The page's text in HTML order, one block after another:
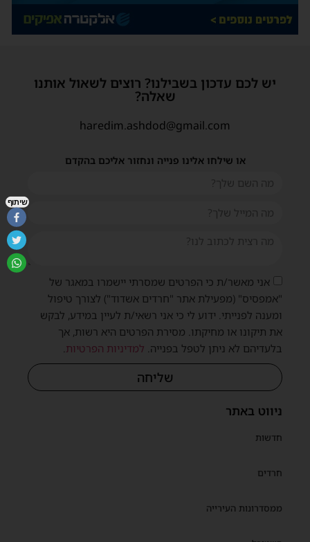
ניווט באתר
חדשות
חרדים
ממסדרונות העירייה
יש לכם עדכון בשבילנו? רוצים לשאול אותנו
שאלה?
haredim.ashdod@gmail.com
או שילחו אלינו פנייה ונחזור אליכם בהקדם
אני מאשר/ת כי הפרטים שמסרתי יישמרו במאגר של
"אמפסיס" (מפעילת אתר "חרדים אשדוד") לצורך טיפול
ומענה לפנייתי. ידוע לי כי אני רשאי/ת לעיין במידע, לבקש
את תיקונו או מחיקתו. מסירת הפרטים היא רשות, אך
בלעדיהם לא ניתן לטפל בפנייה. למדיניות הפרטיות
שליחה
שיתוף